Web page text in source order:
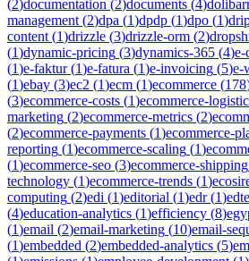
(2)documentation (2)documents (4)
management (2)dpa (1)dpdp (1)dpo (1)
content (1)drizzle (3)drizzle-orm (2)
(1)dynamic-pricing (3)dynamics-365 (4)e-
(1)e-faktur(1)e-fatura (1)e-invoicing (5)e-
(1)ebay (3)ec2 (1)ecm (1)ecommerce (178
(3)ecommerce-costs (1)ecommerce-
marketing (2)ecommerce-metrics (2)
(2)ecommerce-payments (1)ecommerce-
reporting (1)ecommerce-scaling (1)
(1)ecommerce-seo (3)ecommerce-shipping
technology (1)ecommerce-trends (1)
computing (2)edi (1)editorial (1)edr(1)
(4)education-analytics (1)efficiency (8)
(1)email (2)email-marketing (10)email-
(1)embedded (2)embedded-analytics (5)